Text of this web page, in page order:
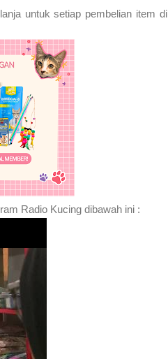
untuk setiap pembelian item di
Radio Kucing dibawah ini :